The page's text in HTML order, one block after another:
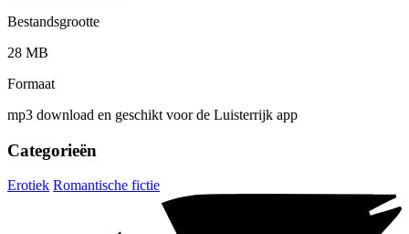
Bestandsgrootte
28 MB
Formaat
mp3 download en geschikt voor de Luisterrijk app
Categorieën
Erotiek Romantische fictie